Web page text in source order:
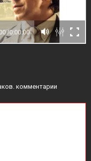
комментарии